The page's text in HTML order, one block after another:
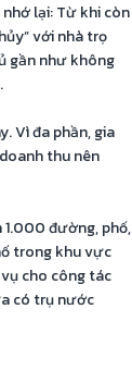
lại: Từ khi còn
với nhà trọ
gần như không
Vì đa phần, gia
thu nên
1.000 đường, phố,
trong khu vực
cho công tác
có trụ nước